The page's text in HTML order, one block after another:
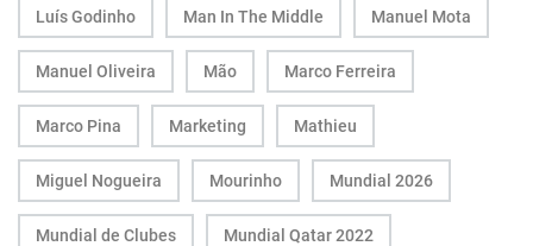
Luís Godinho Man In The Middle Manuel Mota
Manuel Oliveira Mão Marco Ferreira
Marco Pina Marketing Mathieu
Miguel Nogueira Mourinho Mundial 2026
Mundial de Clubes Mundial Qatar 2022